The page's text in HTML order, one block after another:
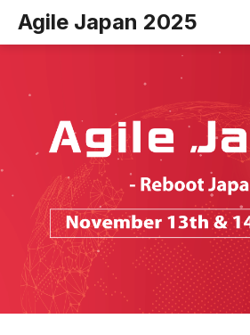
Agile Japan 2025
Timetable
Theme
Sponsors
About
Satellite